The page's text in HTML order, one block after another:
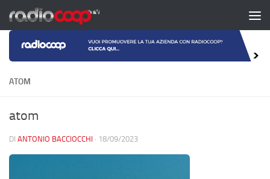
Salta al contenuto
ATOM
atom
DI ANTONIO BACCIOCCHI · 18/09/2023